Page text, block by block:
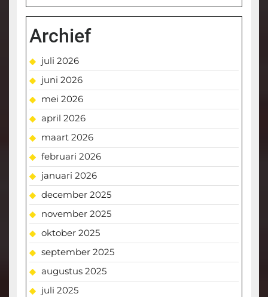
Archief
juli 2026
juni 2026
mei 2026
april 2026
maart 2026
februari 2026
januari 2026
december 2025
november 2025
oktober 2025
september 2025
augustus 2025
juli 2025